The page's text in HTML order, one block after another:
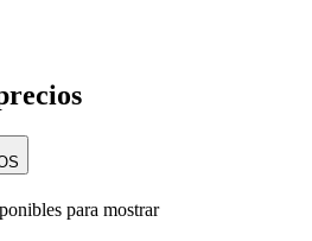
para mostrar